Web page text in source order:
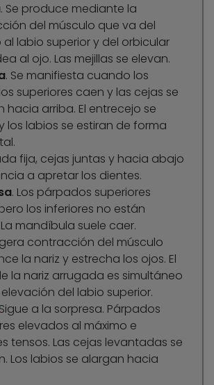
. Se produce mediante la
del músculo que va del
labio superior y del orbicular
al ojo. Las mejillas se elevan.
. Se manifiesta cuando los
superiores caen y las cejas se
hacia arriba. El entrecejo se
los labios se estiran de forma
fija, cejas juntas y hacia abajo
a apretar los dientes.
. Los párpados superiores
los inferiores no están
mandíbula suele caer.
contracción del músculo
la nariz y estrecha los ojos. El
la nariz arrugada es simultáneo
del labio superior.
a la sorpresa. Párpados
elevados al máximo e
tensos. Las cejas levantadas se
Los labios se alargan hacia